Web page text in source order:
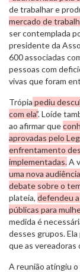
de trabalhar e
mercado de
ser contemplada
presidente da
600 associadas
pessoas com
vivas que foram
Trópia pediu
com ela”. Loíde
ao afirmar que
aprovadas pelo
enfrentamento
implementadas.A
uma nova
debate sobre o
plateia, defendeu
públicas para
medida é
desses grupos.
que as vereadoras
A reunião atingiu